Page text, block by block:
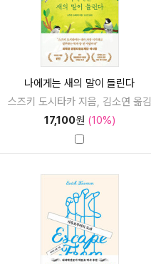
나에게는 새의 말이 들린다
스즈키 도시타카 지음, 김소연 옮김
17,100원 (10%)